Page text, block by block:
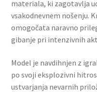
materiala, ki zagotavlja
vsakodnevnem nošenju.
omogočata naravno
gibanje pri intenzivnih
Model je navdihnjen z
po svoji eksplozivni
ustvarjanja nevarnih